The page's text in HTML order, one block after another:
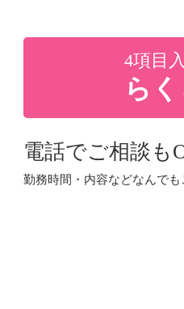
4項目
ら
電話でご相談も
勤務時間・内容などなんで